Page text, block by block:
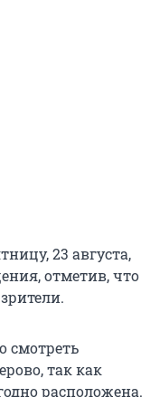
23 августа,
отметив, что
смотреть
так как
расположена.